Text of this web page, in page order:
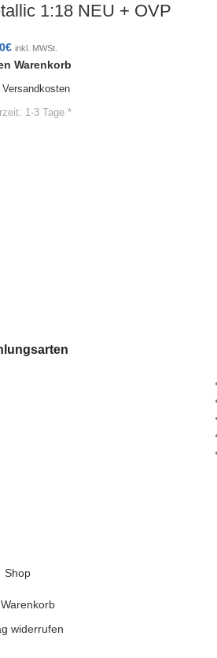
1:18 NEU + OVP
€ inkl. MWSt.
Warenkorb
Versandkosten
1-3 Tage *
Shop
Warenkorb
widerrufen